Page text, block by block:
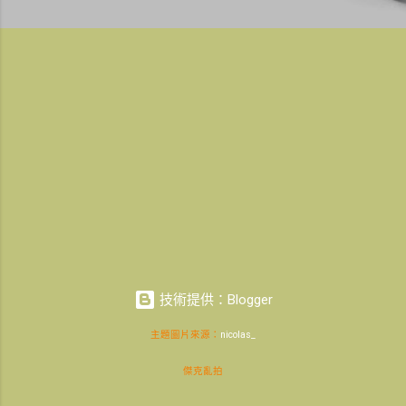
技術提供：Blogger
主題圖片來源： nicolas_
傑克亂拍